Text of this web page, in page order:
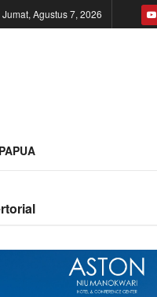
Jumat, Agustus 7, 2026